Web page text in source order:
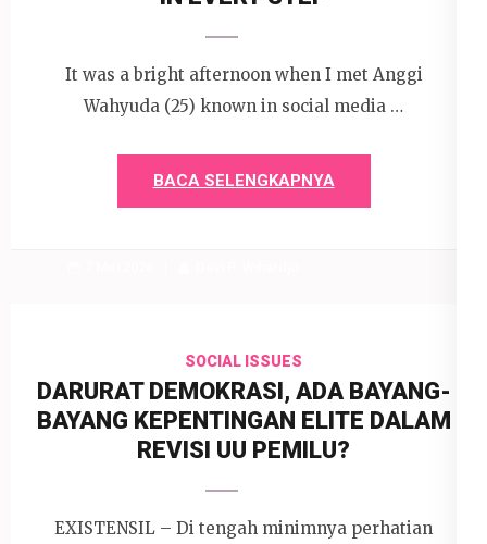
It was a bright afternoon when I met Anggi
Wahyuda (25) known in social media …
BACA SELENGKAPNYA
SOCIAL ISSUES
DARURAT DEMOKRASI, ADA BAYANG-
BAYANG KEPENTINGAN ELITE DALAM
REVISI UU PEMILU?
EXISTENSIL – Di tengah minimnya perhatian